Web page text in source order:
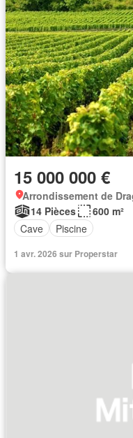
15 000 000 €
Arrondissement de
14 Pièces
600 m²
Cave
Piscine
1 avr. 2026 sur Properstar